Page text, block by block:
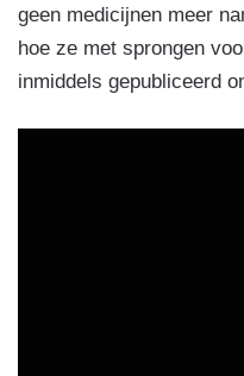
geen medicijnen meer
hoe ze met sprongen
inmiddels gepubliceerd